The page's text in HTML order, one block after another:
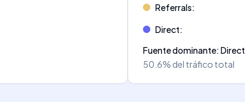
Referrals:
Direct:
Fuente dominante:Direct
50.6% del tráfico total